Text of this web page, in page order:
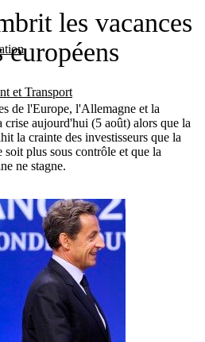
et Transport
les vacances
européens
de l'Europe, l'Allemagne et la
crise aujourd'hui (5 août) alors que la
la crainte des investisseurs que la
soit plus sous contrôle et que la
ne stagne.